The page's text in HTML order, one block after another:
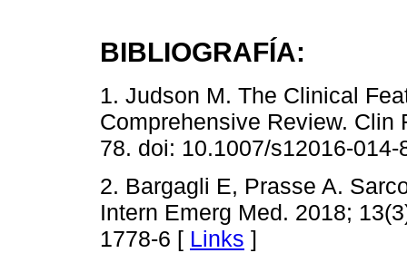
BIBLIOGRAFÍA:
1. Judson M. The Clinical
Comprehensive Review. Clin
78. doi: 10.1007/s12016-
2. Bargagli E, Prasse A.
Intern Emerg Med. 2018;
1778-6 [ Links ]